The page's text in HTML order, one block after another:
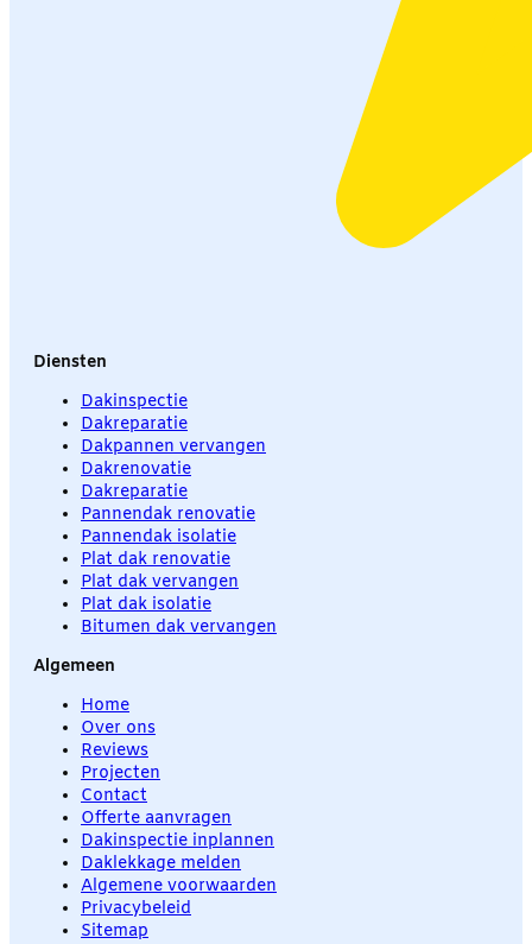
Diensten
Dakinspectie
Dakreparatie
Dakpannen vervangen
Dakrenovatie
Dakreparatie
Pannendak renovatie
Pannendak isolatie
Plat dak renovatie
Plat dak vervangen
Plat dak isolatie
Bitumen dak vervangen
Algemeen
Home
Over ons
Reviews
Projecten
Contact
Offerte aanvragen
Dakinspectie inplannen
Daklekkage melden
Algemene voorwaarden
Privacybeleid
Sitemap